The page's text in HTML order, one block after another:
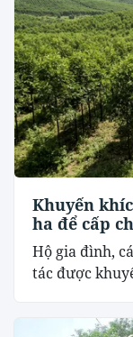
Khuyến
ha để cấp
Hộ gia đình,
tác được